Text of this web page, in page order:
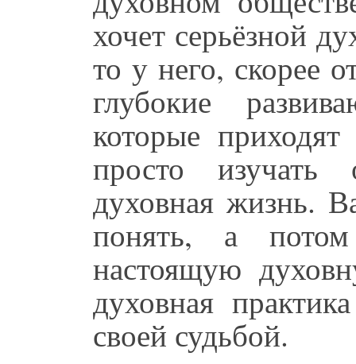
хочет серьёзной
то у него, скорее
глубокие
которые
просто изучать
духовная жизнь.
понять, а потом
настоящую
духовная
своей судьбой.